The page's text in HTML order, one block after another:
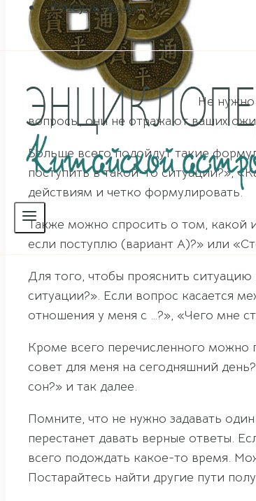
Консультации
Не нужно
вопросы, они не отражают ваших
Больше всего подойдут такие
поступить в такой-то ситуации?»,
действиям и четко формулировать.
Также можно спросить о том, какой
если поступлю (вариант А)?» или
Для того, чтобы прояснить
ситуации?». Если вопрос касается
отношения у меня с …?», «Чего мне
Кроме всего перечисленного можно
совет для меня на сегодняшний
сон?» и так далее.
Помните, что не нужно задавать
перестанет давать верные ответы.
всего подождать какое-то время.
Постарайтесь найти другие пути